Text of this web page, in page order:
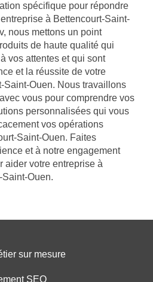
spécifique pour répondre
à Bettencourt-Saint-
nous mettons un point
de haute qualité qui
vos attentes et qui sont
et la réussite de votre
Saint-Ouen. Nous travaillons
vous pour comprendre vos
personnalisées qui vous
vos opérations
Saint-Ouen. Faites
et à notre engagement
aider votre entreprise à
Ouen.
sur mesure
SEO